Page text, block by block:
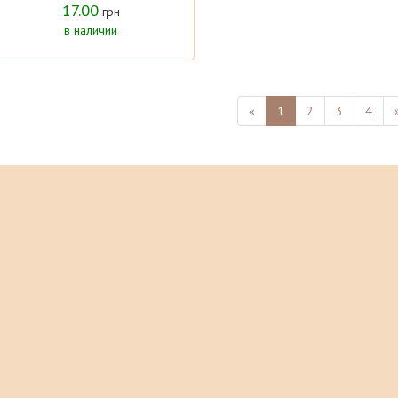
17.00 грн
в наличии
« 1 2 3 4